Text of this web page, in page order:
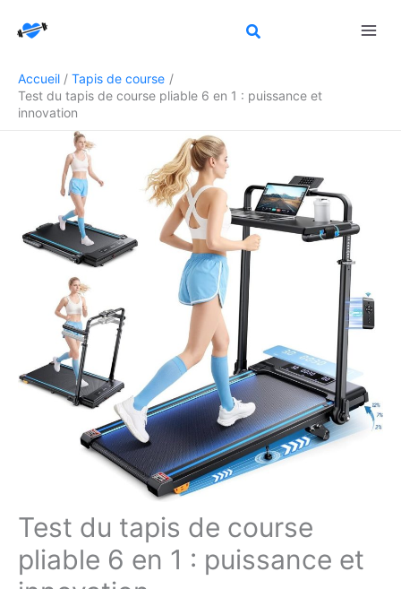
Accueil
Tapis de course
Test du tapis de course pliable 6 en 1 : puissance et
innovation
Test du tapis de course
pliable 6 en 1 : puissance et